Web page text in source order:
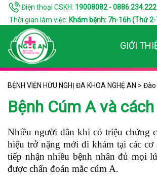
Điện thoại CSKH: 19008082 - 0886.234.222
Thời gian làm việc: Khám bệnh: 7h-16h (Thứ
GIỚI
BỆNH VIỆN HỮU NGHỊ ĐA KHOA NGHỆ AN > Đào
Bệnh Cúm A và
Nhiều người dân khi có triệu chứng
hiệu trở nặng mới đi khám tại các
tiếp nhận nhiều bệnh nhân đủ mọi
được chẩn đoán mắc cúm A.